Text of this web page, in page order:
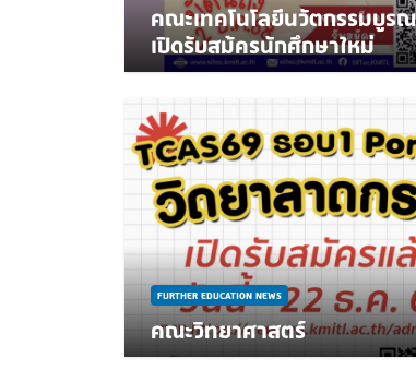
คณะเทคโนโลยีนวัตกรรมบูร
เปิดรับสม้ครนักศึกษาใหม่
FURTHER EDUCATION NEWS
คณะวิทยาศาสตร์